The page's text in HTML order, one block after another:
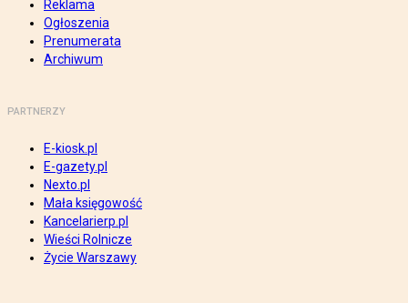
Reklama
Ogłoszenia
Prenumerata
Archiwum
PARTNERZY
E-kiosk.pl
E-gazety.pl
Nexto.pl
Mała księgowość
Kancelarierp.pl
Wieści Rolnicze
Życie Warszawy